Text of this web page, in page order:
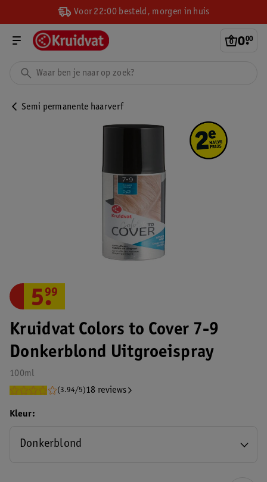
Voor 22:00 besteld, morgen in huis
0.
00
Semi permanente haarverf
Kruidvat Colors to Cover 7-9
Donkerblond Uitgroeispray
100ml
(3.94/5)18 reviews
5.
99
Kleur
Donkerblond